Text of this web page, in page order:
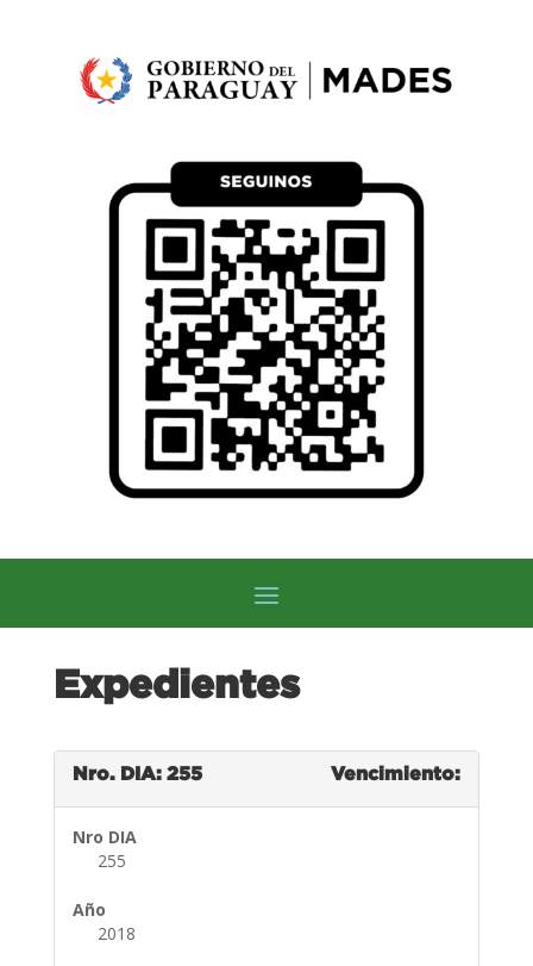
Expedientes
Nro. DIA: 255 Vencimiento:
Nro DIA
255
Año
2018